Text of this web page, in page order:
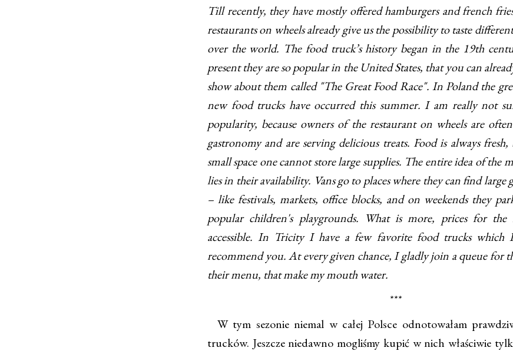
Till recently, they have mostly offered hamburgers and french
restaurants on wheels already give us the possibility to taste
over the world. The food truck’s history began in the 19th
present they are so popular in the United States, that you can
show about them called "The Great Food Race". In Poland the
new food trucks have occurred this summer. I am really not
popularity, because owners of the restaurant on wheels are
gastronomy and are serving delicious treats. Food is always fresh,
small space one cannot store large supplies. The entire idea of the
lies in their availability. Vans go to places where they can find large
– like festivals, markets, office blocks, and on weekends they
popular children's playgrounds. What is more, prices for
accessible. In Tricity I have a few favorite food trucks
recommend you. At every given chance, I gladly join a queue for
their menu, that make my mouth water.
***
W tym sezonie niemal w całej Polsce odnotowałam
trucków. Jeszcze niedawno mogliśmy kupić w nich właściwie